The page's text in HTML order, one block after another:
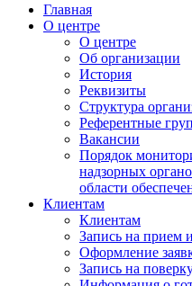
Главная
О центре
О центре
Об организации
История
Реквизиты
Структура
Референтные
Вакансии
Порядок
надзорных
области
Клиентам
Клиентам
Запись на прием
Оформление
Запись на